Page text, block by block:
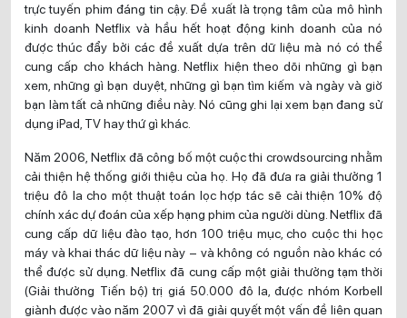
trực tuyến phim đáng tin cậy. Đề xuất là trọng tâm của mô hình
kinh doanh Netflix và hầu hết hoạt động kinh doanh của nó
được thúc đẩy bởi các đề xuất dựa trên dữ liệu mà nó có thể
cung cấp cho khách hàng. Netflix hiện theo dõi những gì bạn
xem, những gì bạn duyệt, những gì bạn tìm kiếm và ngày và giờ
bạn làm tất cả những điều này. Nó cũng ghi lại xem bạn đang sử
dụng iPad, TV hay thứ gì khác.
Năm 2006, Netflix đã công bố một cuộc thi crowdsourcing nhằm
cải thiện hệ thống giới thiệu của họ. Họ đã đưa ra giải thưởng 1
triệu đô la cho một thuật toán lọc hợp tác sẽ cải thiện 10% độ
chính xác dự đoán của xếp hạng phim của người dùng. Netflix đã
cung cấp dữ liệu đào tạo, hơn 100 triệu mục, cho cuộc thi học
máy và khai thác dữ liệu này – và không có nguồn nào khác có
thể được sử dụng. Netflix đã cung cấp một giải thưởng tạm thời
(Giải thưởng Tiến bộ) trị giá 50.000 đô la, được nhóm Korbell
giành được vào năm 2007 vì đã giải quyết một vấn đề liên quan